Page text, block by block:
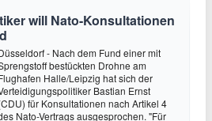
will Nato-Konsultationen
- Nach dem Fund einer mit
bestückten Drohne am
Halle/Leipzig hat sich der
Bastian Ernst
für Konsultationen nach Artikel 4
Nato-Vertrags ausgesprochen. "Für